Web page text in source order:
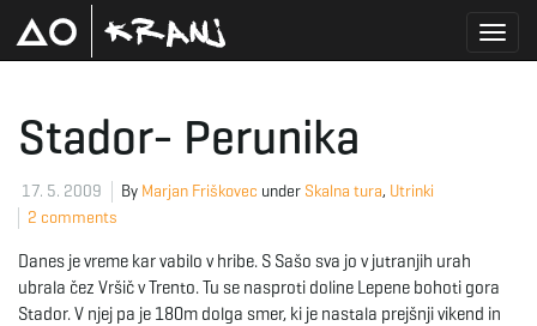
Stador- Perunika
17. 5. 2009 By Marjan Friškovec under Skalna tura, Utrinki
2 comments
Danes je vreme kar vabilo v hribe. S Sašo sva jo v jutranjih urah
ubrala čez Vršič v Trento. Tu se nasproti doline Lepene bohoti gora
Stador. V njej pa je 180m dolga smer, ki je nastala prejšnji vikend in